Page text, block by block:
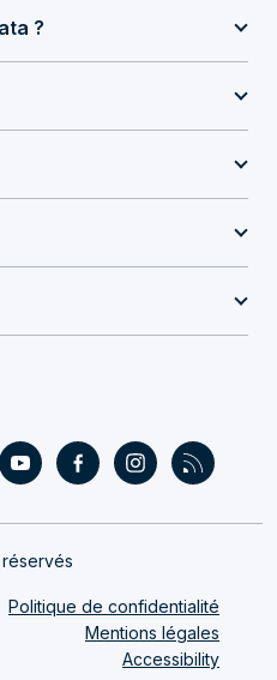
?
Politique de confidentialité
Mentions légales
Accessibility